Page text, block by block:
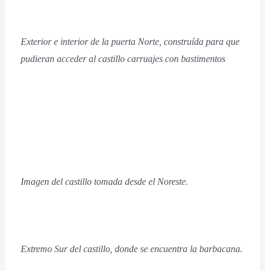
Exterior e interior de la puerta Norte, construída para que
pudieran acceder al castillo carruajes con bastimentos
Imagen del castillo tomada desde el Noreste.
Extremo Sur del castillo, donde se encuentra la barbacana.